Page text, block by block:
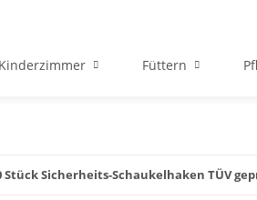
Kinderzimmer Füttern
Stück Sicherheits-Schaukelhaken TÜV